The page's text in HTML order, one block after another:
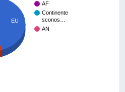
AF
Continente
sconos…
AN
EU